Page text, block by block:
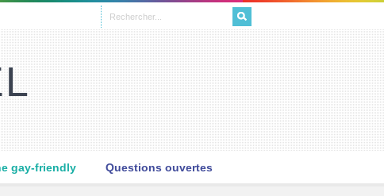
gay-friendly Questions ouvertes